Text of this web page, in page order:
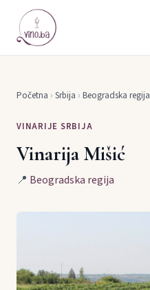
Početna › Srbija › Beogradska regija
VINARIJE SRBIJA
Vinarija Mišić
📍 Beogradska regija